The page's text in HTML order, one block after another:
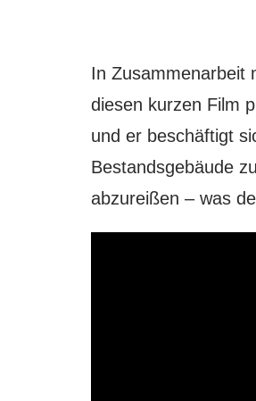
In Zusammenarbeit
diesen kurzen Film
und er beschäftigt
Bestandsgebäude
abzureißen – was